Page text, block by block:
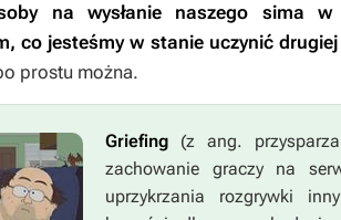
na wysłanie naszego sima
co jesteśmy w stanie uczynić
prostu można.
Griefing (z ang.
zachowanie graczy na
uprzykrzania rozgrywki